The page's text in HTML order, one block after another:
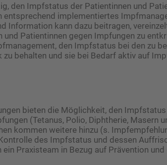
den Impfstatus der Patientinnen und
entsprechend implementiertes
Information kann dazu beitragen,
und Patientinnen gegen Impfungen zu
den Impfstatus bei den zu
behalten und sie bei ­Bedarf aktiv auf
bieten die Möglichkeit, den
(Tetanus, Polio, Diphtherie, Masern
kommen weitere hinzu (s.
des Impfstatus und dessen
Praxisteam in Bezug auf Prävention und